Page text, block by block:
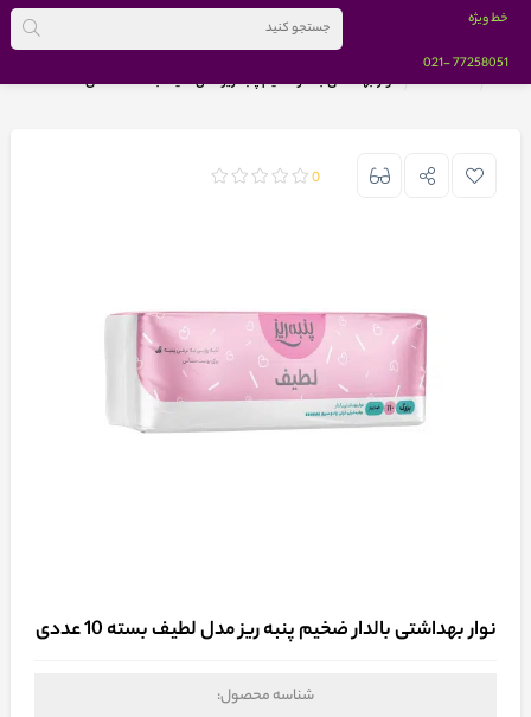
خط ویژه
77258051
-021
خانه
BRANDS نوار بهداشتی بالدار ضخیم پنبه ریز مدل لطیف بسته 10 عددی
نوار بهداشتی بالدار ضخیم پنبه ریز مدل لطیف بسته 10 عددی
شناسه محصول:
0